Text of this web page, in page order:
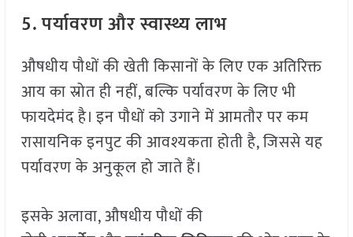
5. पर्यावरण और स्वास्थ्य लाभ
औषधीय पौधों की खेती किसानों के लिए एक अतिरिक्त
आय का स्रोत ही नहीं, बल्कि पर्यावरण के लिए भी
फायदेमंद है। इन पौधों को उगाने में आमतौर पर कम
रासायनिक इनपुट की आवश्यकता होती है, जिससे यह
पर्यावरण के अनुकूल हो जाते हैं।
इसके अलावा, औषधीय पौधों की